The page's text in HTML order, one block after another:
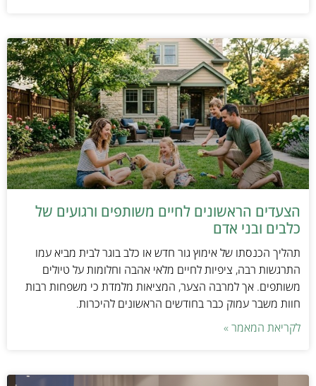
הצעדים הראשונים לחיים משותפים ורגועים של
כלבים ובני אדם
תהליך הכנסתו של אימוץ גור חדש או כלב בוגר לבית מביא עמו
התרגשות רבה, ציפיות לחיים מלאי אהבה וחלומות על טיולים
משותפים. אך למרבה הצער, המציאות מלמדת כי משפחות רבות
חוות משבר עמוק כבר בחודשים הראשונים להיכרות.
לקריאת המאמר »